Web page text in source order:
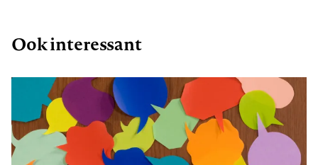
Ook interessant